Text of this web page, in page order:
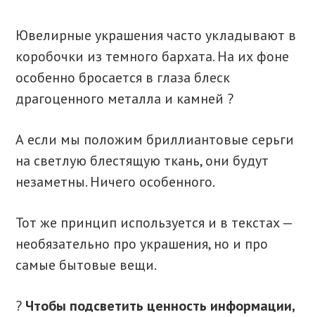
Ювелирные украшения часто укладывают в
коробочки из темного бархата. На их фоне
особенно бросается в глаза блеск
драгоценного металла и камней ?
А если мы положим бриллиантовые серьги
на светлую блестящую ткань, они будут
незаметны. Ничего особенного.
Тот же принцип используется и в текстах —
необязательно про украшения, но и про
самые бытовые вещи.
? Чтобы подсветить ценность информации,